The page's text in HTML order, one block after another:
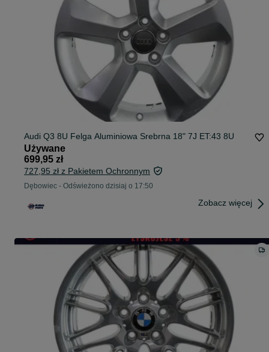
Audi Q3 8U Felga Aluminiowa Srebrna 18" 7J ET:43 8U
Używane
699,95 zł
727,95 zł z Pakietem Ochronnym
Dębowiec - Odświeżono dzisiaj o 17:50
Zobacz więcej